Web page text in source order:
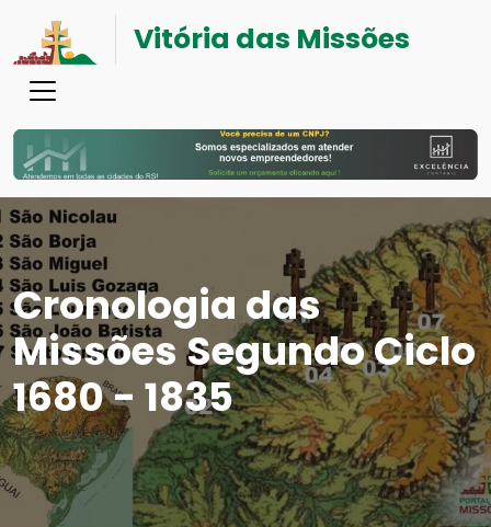
Vitória das Missões
Cronologia das
Missões Segundo Ciclo
1680 - 1835